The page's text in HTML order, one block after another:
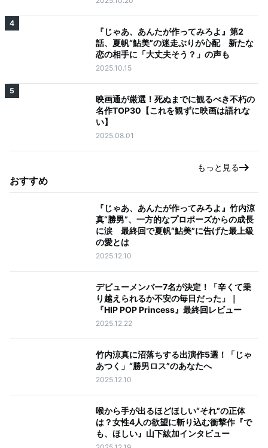
4
『じゃあ、あんたが作ってみろよ』第2
話、夏帆“鮎美”の迷走ぶりが心配 新たな
恋の相手に「大丈夫そう？」の声も
2025.10.15
5
映画通が厳選！死ぬまでに観るべき不朽の
名作TOP30【これを観ずに映画は語れな
い】
2025.08.01
もっと見る
おすすめ
『じゃあ、あんたが作ってみろよ』竹内涼
真“勝男”、一方的なプロポーズからの成長
に涙 最終回で夏帆“鮎美”に告げた最上級
の愛とは
2025.12.10
デビューメンバー7名が決定！「辛くて乗
り越えられるか不安の毎日だった」｜
『HIP POP Princess』最終回レビュー
2025.12.22
竹内涼真に沼落ちする出演作5選！「じゃ
あつく」“勝男ロス”のあなたへ
2025.12.10
喉から手が出るほどほしい“それ”の正体
は？女性4人の欲望に斬り込む衝撃作『で
も、ほしい』山下紘加インタビュー